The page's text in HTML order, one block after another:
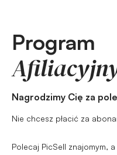
Program
Nagrodzimy Cię za
Nie chcesz płacić za
Polecaj PicSell znajomym,